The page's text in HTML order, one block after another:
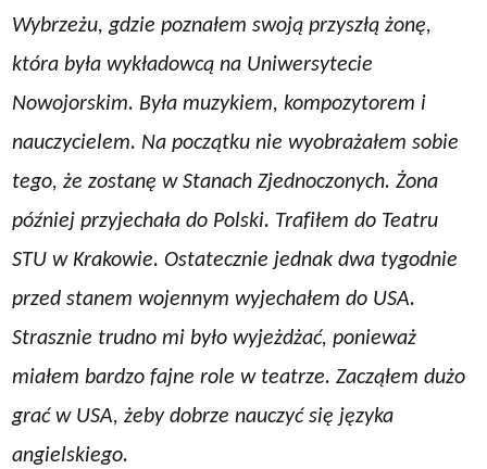
Wybrzeżu, gdzie poznałem swoją przyszłą żonę,
która była wykładowcą na Uniwersytecie
Nowojorskim. Była muzykiem, kompozytorem i
nauczycielem. Na początku nie wyobrażałem sobie
tego, że zostanę w Stanach Zjednoczonych. Żona
później przyjechała do Polski. Trafiłem do Teatru
STU w Krakowie. Ostatecznie jednak dwa tygodnie
przed stanem wojennym wyjechałem do USA.
Strasznie trudno mi było wyjeżdżać, ponieważ
miałem bardzo fajne role w teatrze. Zacząłem dużo
grać w USA, żeby dobrze nauczyć się języka
angielskiego.